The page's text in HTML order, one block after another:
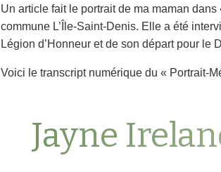
Un article fait le portrait de ma maman
commune L’Île-Saint-Denis. Elle a été
Légion d’Honneur et de son départ pour le
Voici le transcript numérique du « Portrait-
Jayne